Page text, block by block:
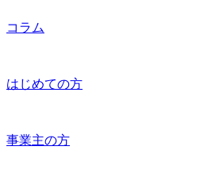
コラム
はじめての方
事業主の方